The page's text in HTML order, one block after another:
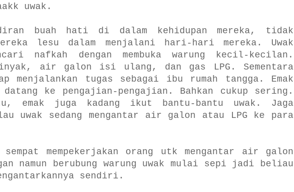
uwak.
buah hati di dalam kehidupan mereka, tidak
lesu dalam menjalani hari-hari mereka. Uwak
nafkah dengan membuka warung kecil-kecilan.
air galon isi ulang, dan gas LPG. Sementara
menjalankan tugas sebagai ibu rumah tangga. Emak
ke pengajian-pengajian. Bahkan cukup sering.
emak juga kadang ikut bantu-bantu uwak. Jaga
uwak sedang mengantar air galon atau LPG ke para
sempat mempekerjakan orang utk mengantar air galon
namun berubung warung uwak mulai sepi jadi beliau
sendiri.